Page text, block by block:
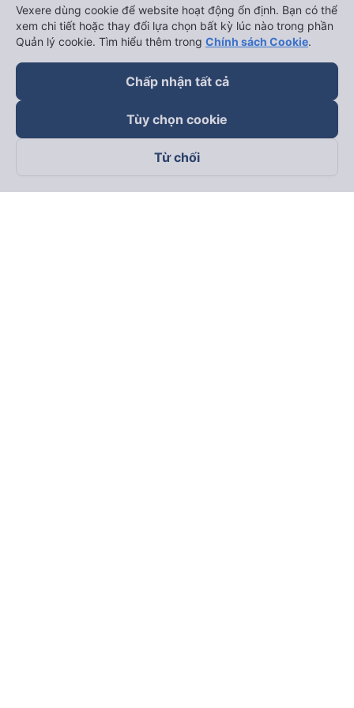
keyboard_arrow_down
Về chúng tôi
keyboard_arrow_down
Hỗ trợ
Vexere dùng cookie để website hoạt động ổn định. Bạn có thể
xem chi tiết hoặc thay đổi lựa chọn bất kỳ lúc nào trong phần
Quản lý cookie. Tìm hiểu thêm trong Chính sách Cookie.
Chấp nhận tất cả
Tùy chọn cookie
Từ chối